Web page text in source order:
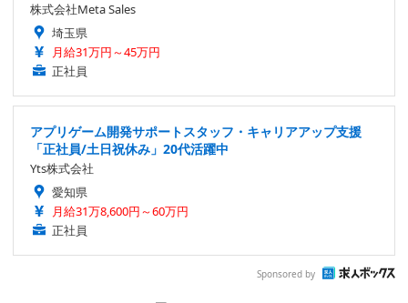
株式会社Meta Sales
埼玉県
月給31万円～45万円
正社員
アプリゲーム開発サポートスタッフ・キャリアアップ支援
「正社員/土日祝休み」20代活躍中
Yts株式会社
愛知県
月給31万8,600円～60万円
正社員
Sponsored by